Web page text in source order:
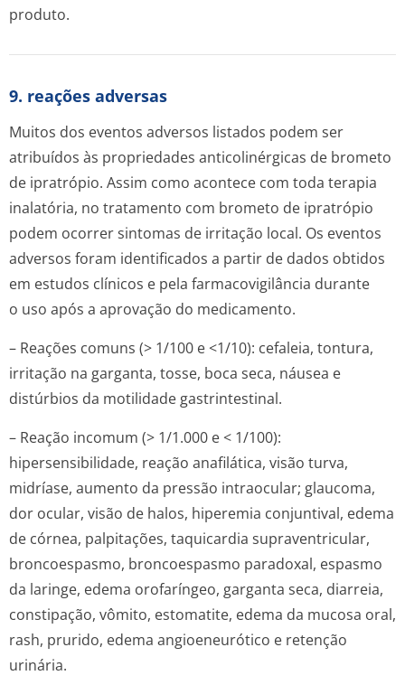
produto.
9. reações adversas
Muitos dos eventos adversos listados podem ser
atribuídos às propriedades anticolinérgicas de brometo
de ipratrópio. Assim como acontece com toda terapia
inalatória, no tratamento com brometo de ipratrópio
podem ocorrer sintomas de irritação local. Os eventos
adversos foram identificados a partir de dados obtidos
em estudos clínicos e pela farmacovigilância durante
o uso após a aprovação do medicamento.
– Reações comuns (> 1/100 e <1/10): cefaleia, tontura,
irritação na garganta, tosse, boca seca, náusea e
distúrbios da motilidade gastrintestinal.
– Reação incomum (> 1/1.000 e < 1/100):
hipersensibilidade, reação anafilática, visão turva,
midríase, aumento da pressão intraocular; glaucoma,
dor ocular, visão de halos, hiperemia conjuntival, edema
de córnea, palpitações, taquicardia supraventricular,
broncoespasmo, broncoespasmo paradoxal, espasmo
da laringe, edema orofaríngeo, garganta seca, diarreia,
constipação, vômito, estomatite, edema da mucosa oral,
rash, prurido, edema angioeneurótico e retenção
urinária.